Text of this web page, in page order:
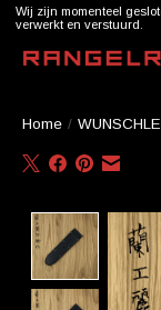
Wij zijn momenteel
verwerkt en verstuurd.
Home /